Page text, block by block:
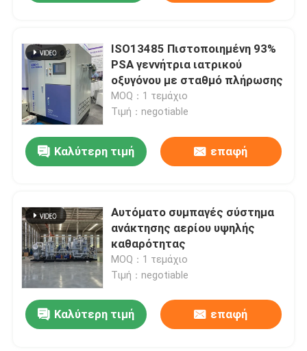
ISO13485 Πιστοποιημένη 93%
PSA γεννήτρια ιατρικού
οξυγόνου με σταθμό πλήρωσης
MOQ：1 τεμάχιο
Τιμή：negotiable
Καλύτερη τιμή επαφή
Αυτόματο συμπαγές σύστημα
ανάκτησης αερίου υψηλής
καθαρότητας
MOQ：1 τεμάχιο
Τιμή：negotiable
Καλύτερη τιμή επαφή